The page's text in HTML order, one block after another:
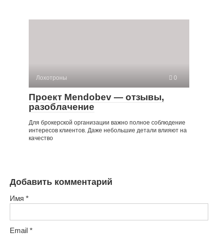
Лохотроны 0
Проект Mendobev — отзывы,
разоблачение
Для брокерской организации важно полное соблюдение
интересов клиентов. Даже небольшие детали влияют на
качество
Добавить комментарий
Имя *
Email *